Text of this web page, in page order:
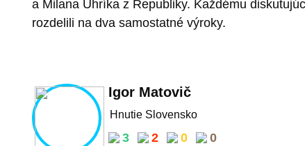
a Milana Uhríka z Republiky. Každému
rozdelili na dva samostatné výroky.
Igor Matovič
Hnutie Slovensko
3 2 0 0